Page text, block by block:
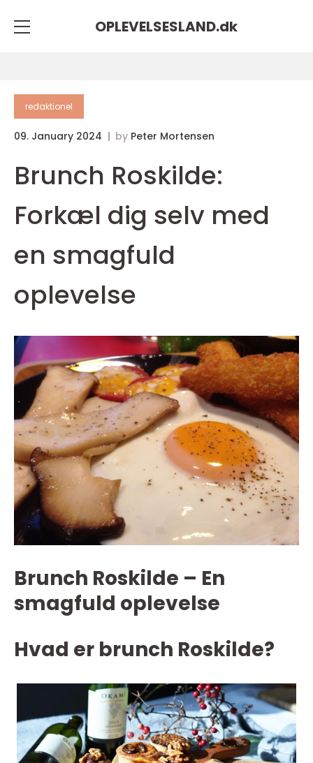
OPLEVELSESLAND.dk
redaktionel
09. January 2024 by Peter Mortensen
Brunch Roskilde:
Forkæl dig selv med
en smagfuld
oplevelse
Brunch Roskilde – En
smagfuld oplevelse
Hvad er brunch Roskilde?